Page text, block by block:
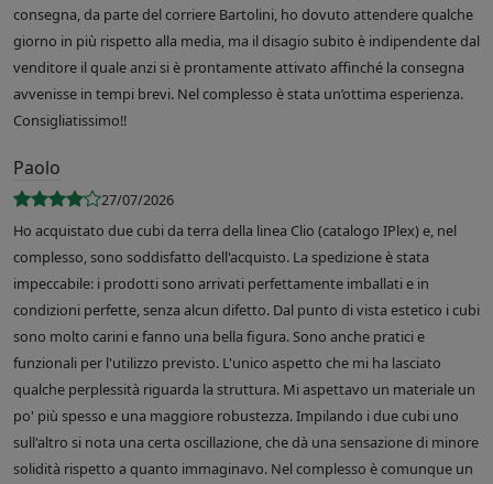
consegna, da parte del corriere Bartolini, ho dovuto attendere qualche
giorno in più rispetto alla media, ma il disagio subito è indipendente dal
venditore il quale anzi si è prontamente attivato affinché la consegna
avvenisse in tempi brevi. Nel complesso è stata un’ottima esperienza.
Consigliatissimo!!
Paolo
27/07/2026
Ho acquistato due cubi da terra della linea Clio (catalogo IPlex) e, nel
complesso, sono soddisfatto dell'acquisto. La spedizione è stata
impeccabile: i prodotti sono arrivati perfettamente imballati e in
condizioni perfette, senza alcun difetto. Dal punto di vista estetico i cubi
sono molto carini e fanno una bella figura. Sono anche pratici e
funzionali per l'utilizzo previsto. L'unico aspetto che mi ha lasciato
qualche perplessità riguarda la struttura. Mi aspettavo un materiale un
po' più spesso e una maggiore robustezza. Impilando i due cubi uno
sull'altro si nota una certa oscillazione, che dà una sensazione di minore
solidità rispetto a quanto immaginavo. Nel complesso è comunque un